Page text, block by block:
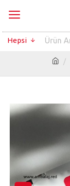
Hepsi